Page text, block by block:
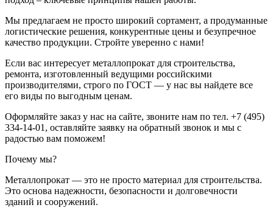
Мы предлагаем не просто широкий сортамент, а продуманные
логистические решения, конкурентные цены и безупречное
качество продукции. Стройте уверенно с нами!
Если вас интересует металлопрокат для строительства,
ремонта, изготовленный ведущими российскими
производителями, строго по ГОСТ — у нас вы найдете все
его виды по выгодным ценам.
Оформляйте заказ у нас на сайте, звоните нам по тел. +7 (495)
334-14-01, оставляйте заявку на обратный звонок и мы с
радостью вам поможем!
Почему мы?
Металлопрокат — это не просто материал для строительства.
Это основа надежности, безопасности и долговечности
зданий и сооружений.